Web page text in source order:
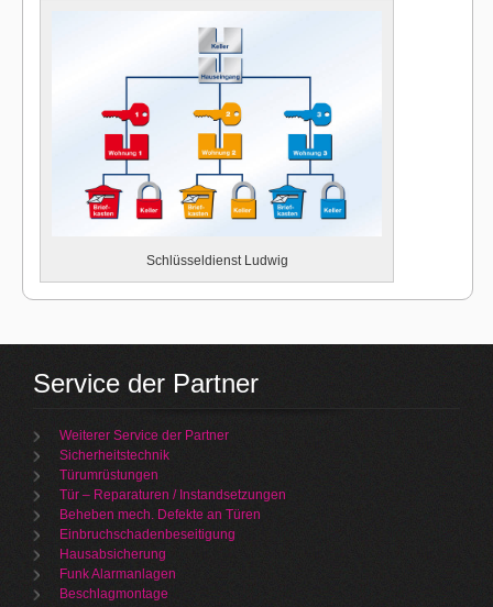
Schlüsseldienst Ludwig
Service der Partner
Weiterer Service der Partner
Sicherheitstechnik
Türumrüstungen
Tür – Reparaturen / Instandsetzungen
Beheben mech. Defekte an Türen
Einbruchschadenbeseitigung
Hausabsicherung
Funk Alarmanlagen
Beschlagmontage